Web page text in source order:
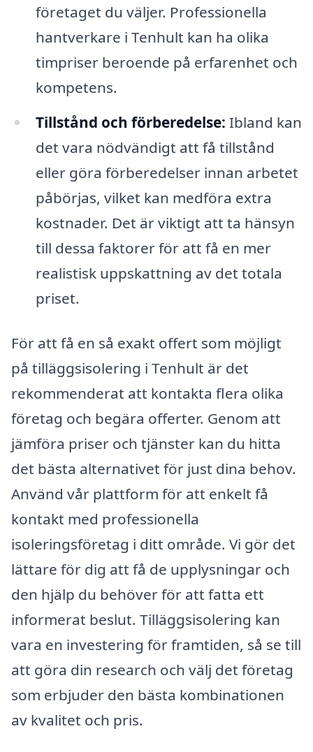
företaget du väljer. Professionella
hantverkare i Tenhult kan ha olika
timpriser beroende på erfarenhet och
kompetens.
Tillstånd och förberedelse: Ibland kan
det vara nödvändigt att få tillstånd
eller göra förberedelser innan arbetet
påbörjas, vilket kan medföra extra
kostnader. Det är viktigt att ta hänsyn
till dessa faktorer för att få en mer
realistisk uppskattning av det totala
priset.
För att få en så exakt offert som möjligt
på tilläggsisolering i Tenhult är det
rekommenderat att kontakta flera olika
företag och begära offerter. Genom att
jämföra priser och tjänster kan du hitta
det bästa alternativet för just dina behov.
Använd vår plattform för att enkelt få
kontakt med professionella
isoleringsföretag i ditt område. Vi gör det
lättare för dig att få de upplysningar och
den hjälp du behöver för att fatta ett
informerat beslut. Tilläggsisolering kan
vara en investering för framtiden, så se till
att göra din research och välj det företag
som erbjuder den bästa kombinationen
av kvalitet och pris.